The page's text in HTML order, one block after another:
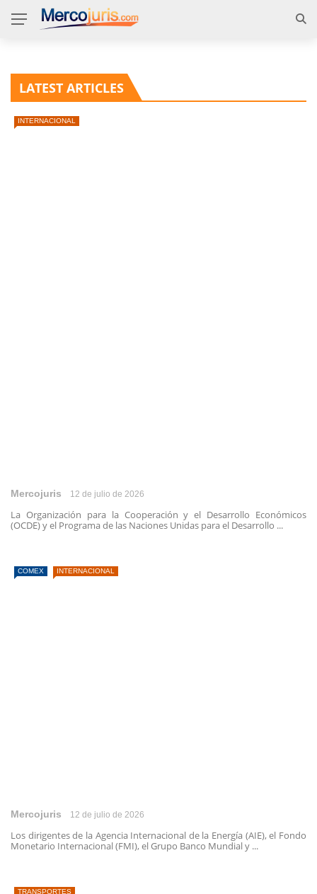
LATEST ARTICLES
INTERNACIONAL
Mercojuris 12 de julio de 2026
La Organización para la Cooperación y el Desarrollo Económicos
(OCDE) y el Programa de las Naciones Unidas para el Desarrollo ...
COMEX INTERNACIONAL
Mercojuris 12 de julio de 2026
Los dirigentes de la Agencia Internacional de la Energía (AIE), el Fondo
Monetario Internacional (FMI), el Grupo Banco Mundial y ...
TRANSPORTES